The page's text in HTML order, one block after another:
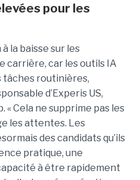
pour les
la baisse sur les
carrière, car les outils IA
tâches routinières,
d’Experis US,
Cela ne supprime pas les
les attentes. Les
des candidats qu’ils
pratique, une
à être rapidement